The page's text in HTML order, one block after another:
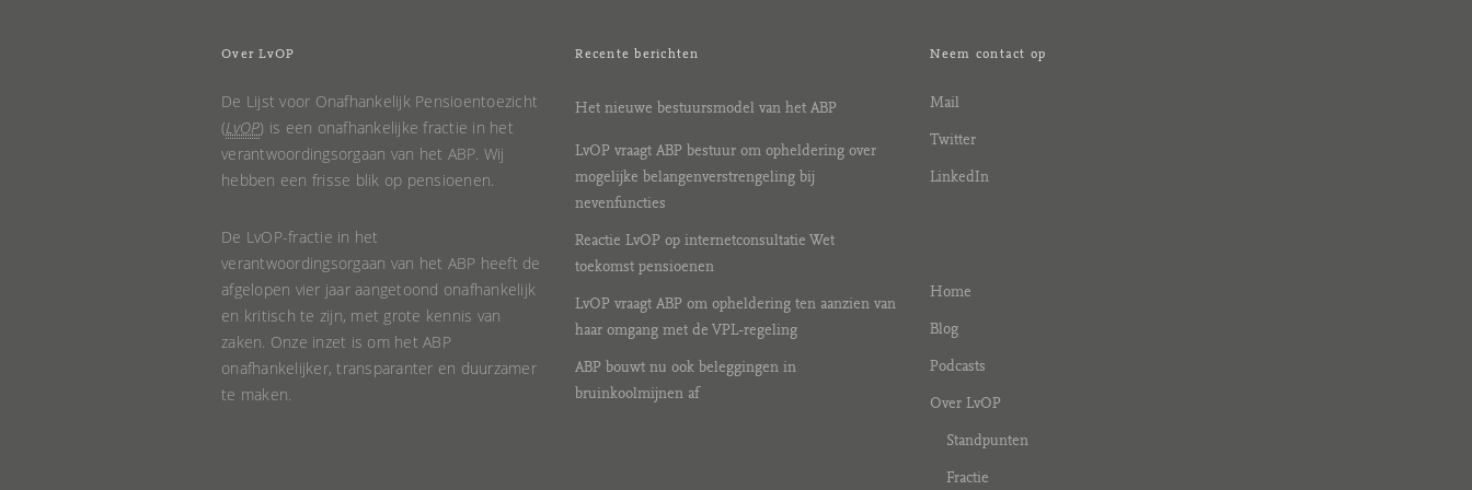
Over LvOP
De Lijst voor Onafhankelijk Pensioentoezicht
(LvOP) is een onafhankelijke fractie in het
verantwoordingsorgaan van het ABP. Wij
hebben een frisse blik op pensioenen.
De LvOP-fractie in het
verantwoordingsorgaan van het ABP heeft de
afgelopen vier jaar aangetoond onafhankelijk
en kritisch te zijn, met grote kennis van
zaken. Onze inzet is om het ABP
onafhankelijker, transparanter en duurzamer
te maken.
Recente berichten
Het nieuwe bestuursmodel van het ABP
LvOP vraagt ABP bestuur om opheldering over
mogelijke belangenverstrengeling bij
nevenfuncties
Reactie LvOP op internetconsultatie Wet
toekomst pensioenen
LvOP vraagt ABP om opheldering ten aanzien van
haar omgang met de VPL-regeling
ABP bouwt nu ook beleggingen in
bruinkoolmijnen af
Neem contact op
Mail
Twitter
LinkedIn
Home
Blog
Podcasts
Over LvOP
Standpunten
Fractie